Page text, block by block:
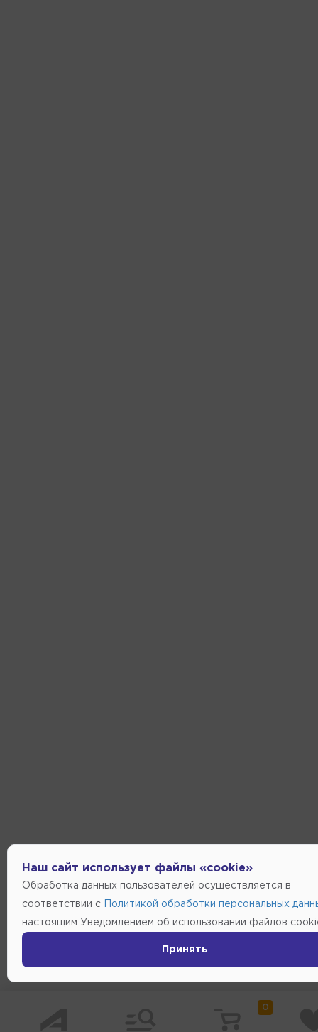
0
Наш сайт использует файлы «cookie»
Обработка данных пользователей осуществляется в
соответствии с Политикой обработки персональных
настоящим Уведомлением об использовании файлов
Принять